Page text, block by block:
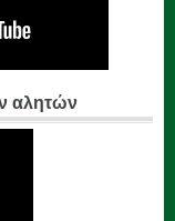
αλητών